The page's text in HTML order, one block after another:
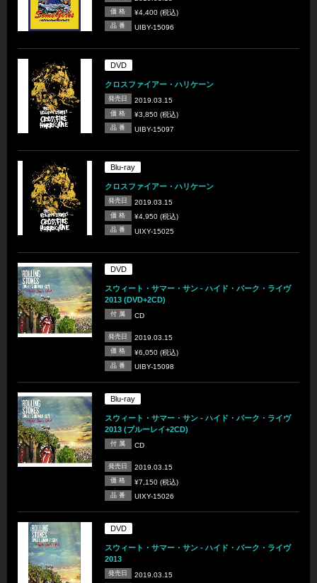
価 格 ¥4,400 (税込)
品 番 UIBY-15096
DVD
クロスファイアー・ハリケーン
発売日 2019.03.15
価 格 ¥3,850 (税込)
品 番 UIBY-15097
Blu-ray
クロスファイアー・ハリケーン
発売日 2019.03.15
価 格 ¥4,950 (税込)
品 番 UIXY-15025
DVD
スウィート・サマー・サン - ハイド・パーク・ライヴ
2013 (DVD+2CD)
付 属 CD
発売日 2019.03.15
価 格 ¥6,050 (税込)
品 番 UIBY-15098
Blu-ray
スウィート・サマー・サン - ハイド・パーク・ライヴ
2013 (ブルーレイ+2CD)
付 属 CD
発売日 2019.03.15
価 格 ¥7,150 (税込)
品 番 UIXY-15026
DVD
スウィート・サマー・サン - ハイド・パーク・ライヴ
2013
発売日 2019.03.15